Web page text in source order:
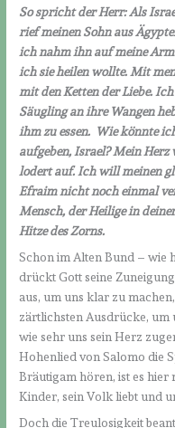
So spricht der Herr: Als
rief meinen Sohn aus
ich nahm ihn auf meine
ich sie heilen wollte. Mit
mit den Ketten der Liebe.
Säugling an ihre Wangen
ihm zu essen. Wie könnte
aufgeben, Israel? Mein
lodert auf. Ich will meinen
Efraim nicht noch einmal
Mensch, der Heilige in
Hitze des Zorns.
Schon im Alten Bund – wie
drückt Gott seine
aus, um uns klar zu
zärtlichsten Ausdrücke, um
wie sehr uns sein Herz
Hohenlied von Salomo die
Bräutigam hören, ist es hier
Kinder, sein Volk liebt und
Doch die Treulosigkeit